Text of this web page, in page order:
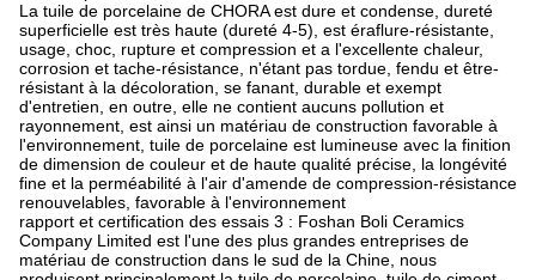
La tuile de porcelaine de CHORA est dure et condense, dureté
superficielle est très haute (dureté 4-5), est éraflure-résistante,
usage, choc, rupture et compression et a l'excellente chaleur,
corrosion et tache-résistance, n'étant pas tordue, fendu et être-
résistant à la décoloration, se fanant, durable et exempt
d'entretien, en outre, elle ne contient aucuns pollution et
rayonnement, est ainsi un matériau de construction favorable à
l'environnement, tuile de porcelaine est lumineuse avec la finition
de dimension de couleur et de haute qualité précise, la longévité
fine et la perméabilité à l'air d'amende de compression-résistance
renouvelables, favorable à l'environnement
rapport et certification des essais 3 : Foshan Boli Ceramics
Company Limited est l'une des plus grandes entreprises de
matériau de construction dans le sud de la Chine, nous